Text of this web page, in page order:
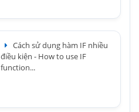
Cách sử dụng hàm IF nhiều
điều kiện - How to use IF
function...